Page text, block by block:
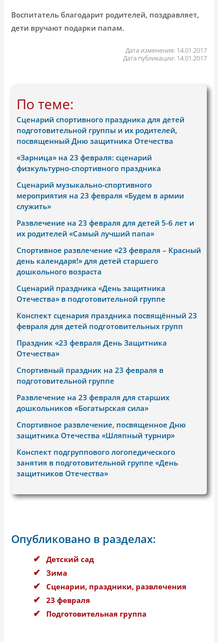
Воспитатель благодарит родителей, поздравляет,
дети вручают подарки папам.
Дата изменения: 14.01.2017
Дата публикации: 14.01.2017
По теме:
Сценарий спортивного праздника для детей
подготовительной группы и их родителей,
посвященный Дню защитника Отечества
«Зарница» на 23 февраля: сценарий
физкультурно-спортивного праздника
Сценарий музыкально-спортивного
мероприятия на 23 февраля «Будем в армии
служить»
Развлечение на 23 февраля для детей 5-6 лет и
их родителей «Самый лучший папа»
Спортивное развлечение «23 февраля – Красный
день календаря!» для детей старшего
дошкольного возраста
Сценарий праздника «День защитника
Отечества» в подготовительной группе
Конспект сценария праздника посвящённый 23
февраля для детей подготовительных групп
Праздник «23 февраля День Защитника
Отечества»
Спортивный праздник на 23 февраля в
подготовительной группе
Развлечение на 23 февраля для старших
дошкольников «Богатырская сила»
Спортивное развлечение, посвященное Дню
защитника Отечества «Шляпный турнир»
Конспект подгруппового логопедического
занятия в подготовительной группе «День
защитников Отечества»
Опубликовано в разделах:
Детский сад
Зима
Сценарии, праздники, развлечения
23 февраля
Подготовительная группа